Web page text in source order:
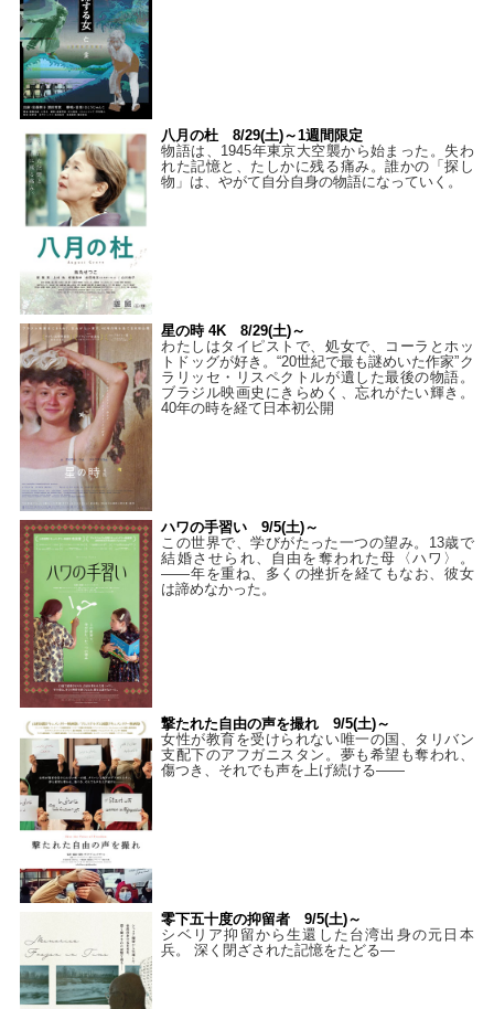
八月の杜 8/29(土)～1週間限定
物語は、1945年東京大空襲から始まった。失わ
れた記憶と、たしかに残る痛み。誰かの「探し
物」は、やがて自分自身の物語になっていく。
星の時 4K 8/29(土)～
わたしはタイピストで、処⼥で、コーラとホッ
トドッグが好き。“20世紀で最も謎めいた作家”ク
ラリッセ・リスペクトルが遺した最後の物語。
ブラジル映画史にきらめく、忘れがたい輝き。
40年の時を経て⽇本初公開
ハワの手習い 9/5(土)～
この世界で、学びがたった一つの望み。13歳で
結婚させられ、自由を奪われた母〈ハワ〉。
——年を重ね、多くの挫折を経てもなお、彼女
は諦めなかった。
撃たれた自由の声を撮れ 9/5(土)～
女性が教育を受けられない唯一の国、タリバン
支配下のアフガニスタン。夢も希望も奪われ、
傷つき、それでも声を上げ続ける——
零下五十度の抑留者 9/5(土)～
シベリア抑留から生還した台湾出身の元日本
兵。 深く閉ざされた記憶をたどる—